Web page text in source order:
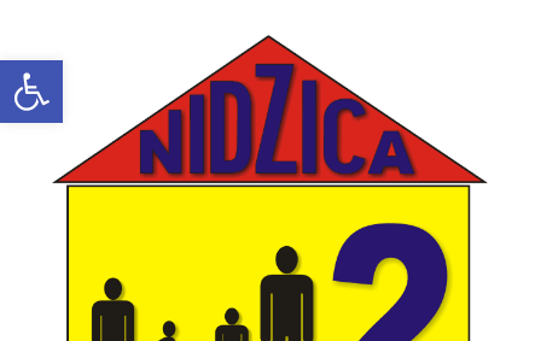
Open toolbar